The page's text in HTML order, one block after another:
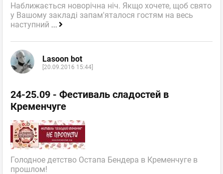
Наближається новорічна ніч. Якщо хочете, щоб свято
у Вашому закладі запам'яталося гостям на весь
наступний ...
Lasoon bot
[20.09.2016 15:44]
24-25.09 - Фестиваль сладостей в
Кременчуге
Голодное детство Остапа Бендера в Кременчуге в
прошлом!